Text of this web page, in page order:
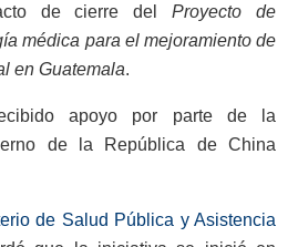
de cierre delProyecto de
médica para el mejoramiento de
en Guatemala.
apoyo por parte de la
de la República de China
de Salud Pública y Asistencia